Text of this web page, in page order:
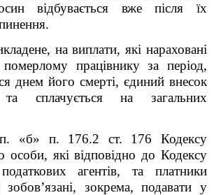
відбувається вже після їх
на виплати, які нараховані
працівнику за період,
днем його смерті, єдиний внесок
та сплачується на загальних
«б» п. 176.2 ст. 176 Кодексу
особи, які відповідно до Кодексу
агентів, та платники
зокрема, подавати у